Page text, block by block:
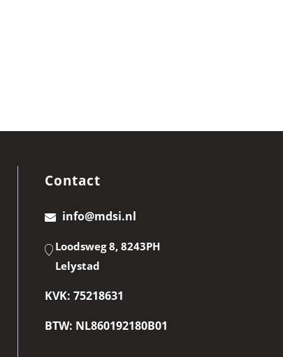
Contact
info@mdsi.nl
Loodsweg 8, 8243PH
Lelystad
KVK: 75218631
BTW: NL860192180B01